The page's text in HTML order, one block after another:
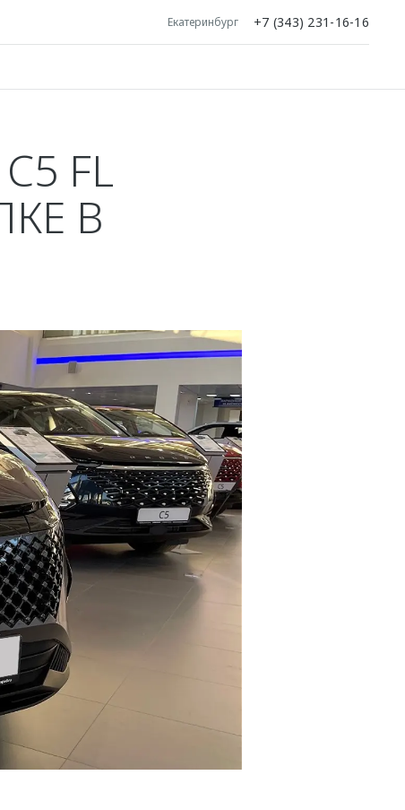
Екатеринбург +7 (343) 231-16-16
FL
В